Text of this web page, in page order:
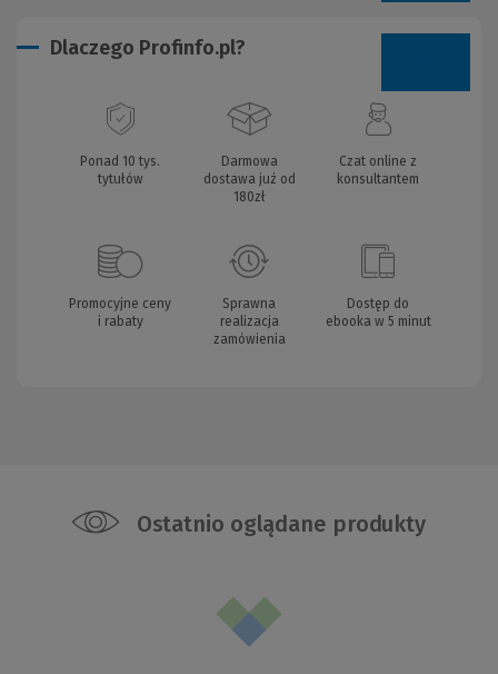
Dlaczego Profinfo.pl?
Ponad 10 tys.
tytułów
Darmowa
dostawa już od
180zł
Czat online z
konsultantem
Promocyjne ceny
i rabaty
Sprawna
realizacja
zamówienia
Dostęp do
ebooka w 5 minut
Ostatnio oglądane produkty